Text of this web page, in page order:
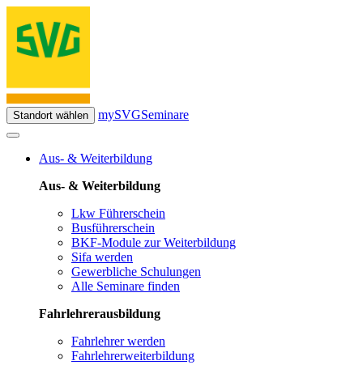
Standort wählen mySVGSeminare
Aus- & Weiterbildung
Aus- & Weiterbildung
Lkw Führerschein
Busführerschein
BKF-Module zur Weiterbildung
Sifa werden
Gewerbliche Schulungen
Alle Seminare finden
Fahrlehrerausbildung
Fahrlehrer werden
Fahrlehrerweiterbildung